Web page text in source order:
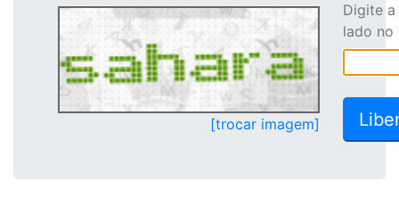
[trocar imagem]
Digite
lado no